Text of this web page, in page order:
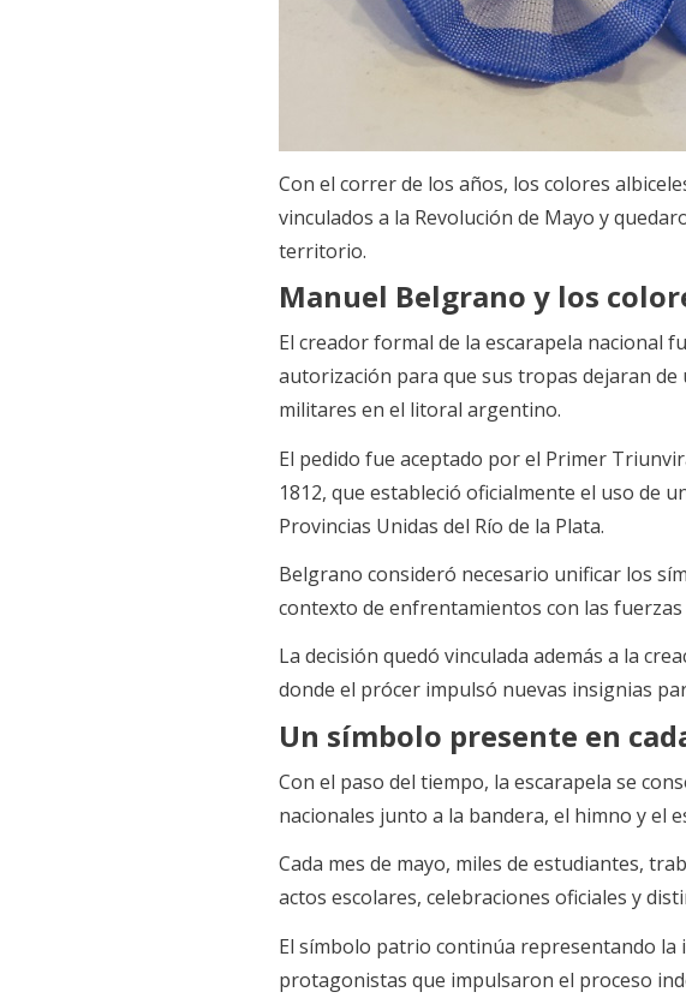
Con el correr de los años, los colores
vinculados a la Revolución de Mayo y
territorio.
Manuel Belgrano y los
El creador formal de la escarapela nacional
autorización para que sus tropas dejaran
militares en el litoral argentino.
El pedido fue aceptado por el Primer
1812, que estableció oficialmente el uso de
Provincias Unidas del Río de la Plata.
Belgrano consideró necesario unificar los
contexto de enfrentamientos con las
La decisión quedó vinculada además a la
donde el prócer impulsó nuevas insignias
Un símbolo presente en
Con el paso del tiempo, la escarapela se
nacionales junto a la bandera, el himno y el
Cada mes de mayo, miles de estudiantes,
actos escolares, celebraciones oficiales y
El símbolo patrio continúa representando la
protagonistas que impulsaron el proceso